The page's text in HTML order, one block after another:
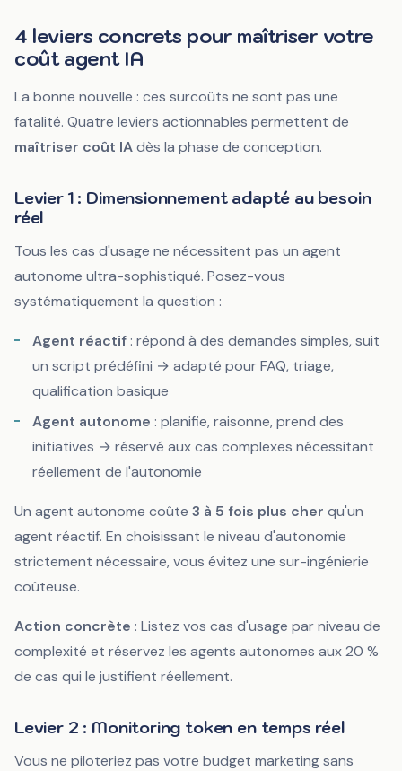
4 leviers concrets pour maîtriser votre
coût agent IA
La bonne nouvelle : ces surcoûts ne sont pas une
fatalité. Quatre leviers actionnables permettent de
maîtriser coût IAdès la phase de conception.
Levier 1 : Dimensionnement adapté au besoin
réel
Tous les cas d'usage ne nécessitent pas un agent
autonome ultra-sophistiqué. Posez-vous
systématiquement la question :
Agent réactif: répond à des demandes simples, suit
un script prédéfini → adapté pour FAQ, triage,
qualification basique
Agent autonome : planifie, raisonne, prend des
initiatives → réservé aux cas complexes nécessitant
réellement de l'autonomie
Un agent autonome coûte 3 à 5 fois plus cher qu'un
agent réactif. En choisissant le niveau d'autonomie
strictement nécessaire, vous évitez une sur-ingénierie
coûteuse.
Action concrète : Listez vos cas d'usage par niveau de
complexité et réservez les agents autonomes aux 20 %
de cas qui le justifient réellement.
Levier 2 : Monitoring token en temps réel
Vous ne piloteriez pas votre budget marketing sans